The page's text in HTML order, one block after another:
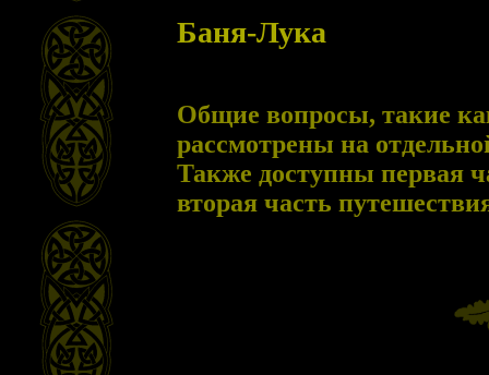
Баня-Лука
Общие вопросы, такие
рассмотрены на
Также доступны первая
вторая часть